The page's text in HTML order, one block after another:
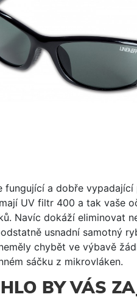
fungující a dobře vypadající
UV filtr 400 a tak vaše
Navíc dokáží eliminovat
usnadní samotný
chybět ve výbavě
sáčku z mikrovláken.
BY VÁS